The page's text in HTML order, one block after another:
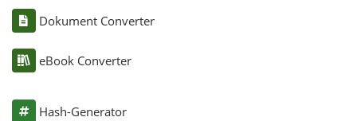
Dokument Converter
eBook Converter
Hash-Generator